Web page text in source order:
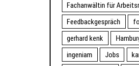
Fachanwältin für
Feedbackgespräch
gerhard kenk
ingeniam
Jobs